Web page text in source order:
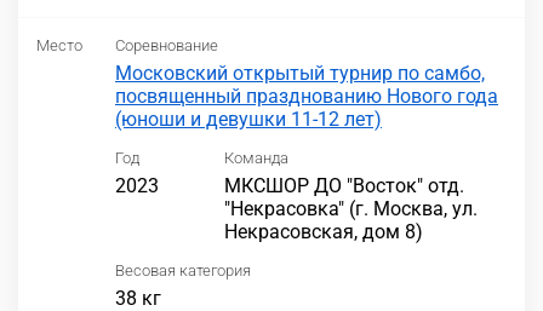
Место Соревнование
Московский открытый турнир по самбо,
посвященный празднованию Нового года
(юноши и девушки 11-12 лет)
Год
2023
Команда
МКСШОР ДО "Восток" отд.
"Некрасовка" (г. Москва, ул.
Некрасовская, дом 8)
Весовая категория
38 кг